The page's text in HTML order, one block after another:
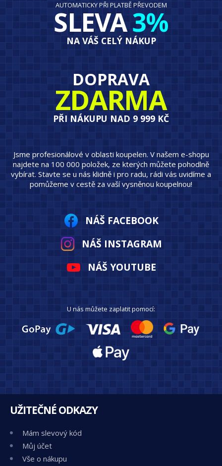
AUTOMATICKY PŘI PLATBĚ PŘEVODEM
SLEVA3%
NA VÁŠ CELÝ NÁKUP
DOPRAVA
ZDARMA
PŘI NÁKUPU NAD 9 999 KČ
Jsme profesionálové v oblasti koupelen. V našem e-shopu
najdete na 100 000 položek, ze kterých můžete pohodlně
vybírat. Stavte se u nás klidně i pro radu, rádi vás uvidíme a
pomůžeme v cestě za vaší vysněnou koupelnou!
NÁŠ FACEBOOK
NÁŠ INSTAGRAM
NÁŠ YOUTUBE
U nás můžete zaplatit pomocí:
UŽITEČNÉ ODKAZY
Mám slevový kód
Můj účet
Vše o nákupu